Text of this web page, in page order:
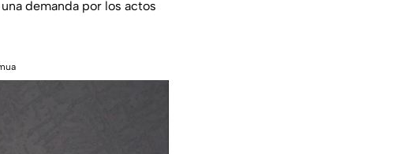
demanda por los actos